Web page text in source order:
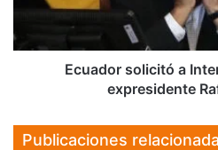
expresidente
Rafael
Ecuador solicitó a
expresidente
Publicaciones